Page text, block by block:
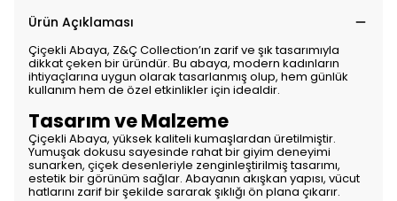
Ürün Açıklaması
Çiçekli Abaya, Z&Ç Collection’ın zarif ve şık tasarımıyla
dikkat çeken bir üründür. Bu abaya, modern kadınların
ihtiyaçlarına uygun olarak tasarlanmış olup, hem günlük
kullanım hem de özel etkinlikler için idealdir.
Tasarım ve Malzeme
Çiçekli Abaya, yüksek kaliteli kumaşlardan üretilmiştir.
Yumuşak dokusu sayesinde rahat bir giyim deneyimi
sunarken, çiçek desenleriyle zenginleştirilmiş tasarımı,
estetik bir görünüm sağlar. Abayanın akışkan yapısı, vücut
hatlarını zarif bir şekilde sararak şıklığı ön plana çıkarır.